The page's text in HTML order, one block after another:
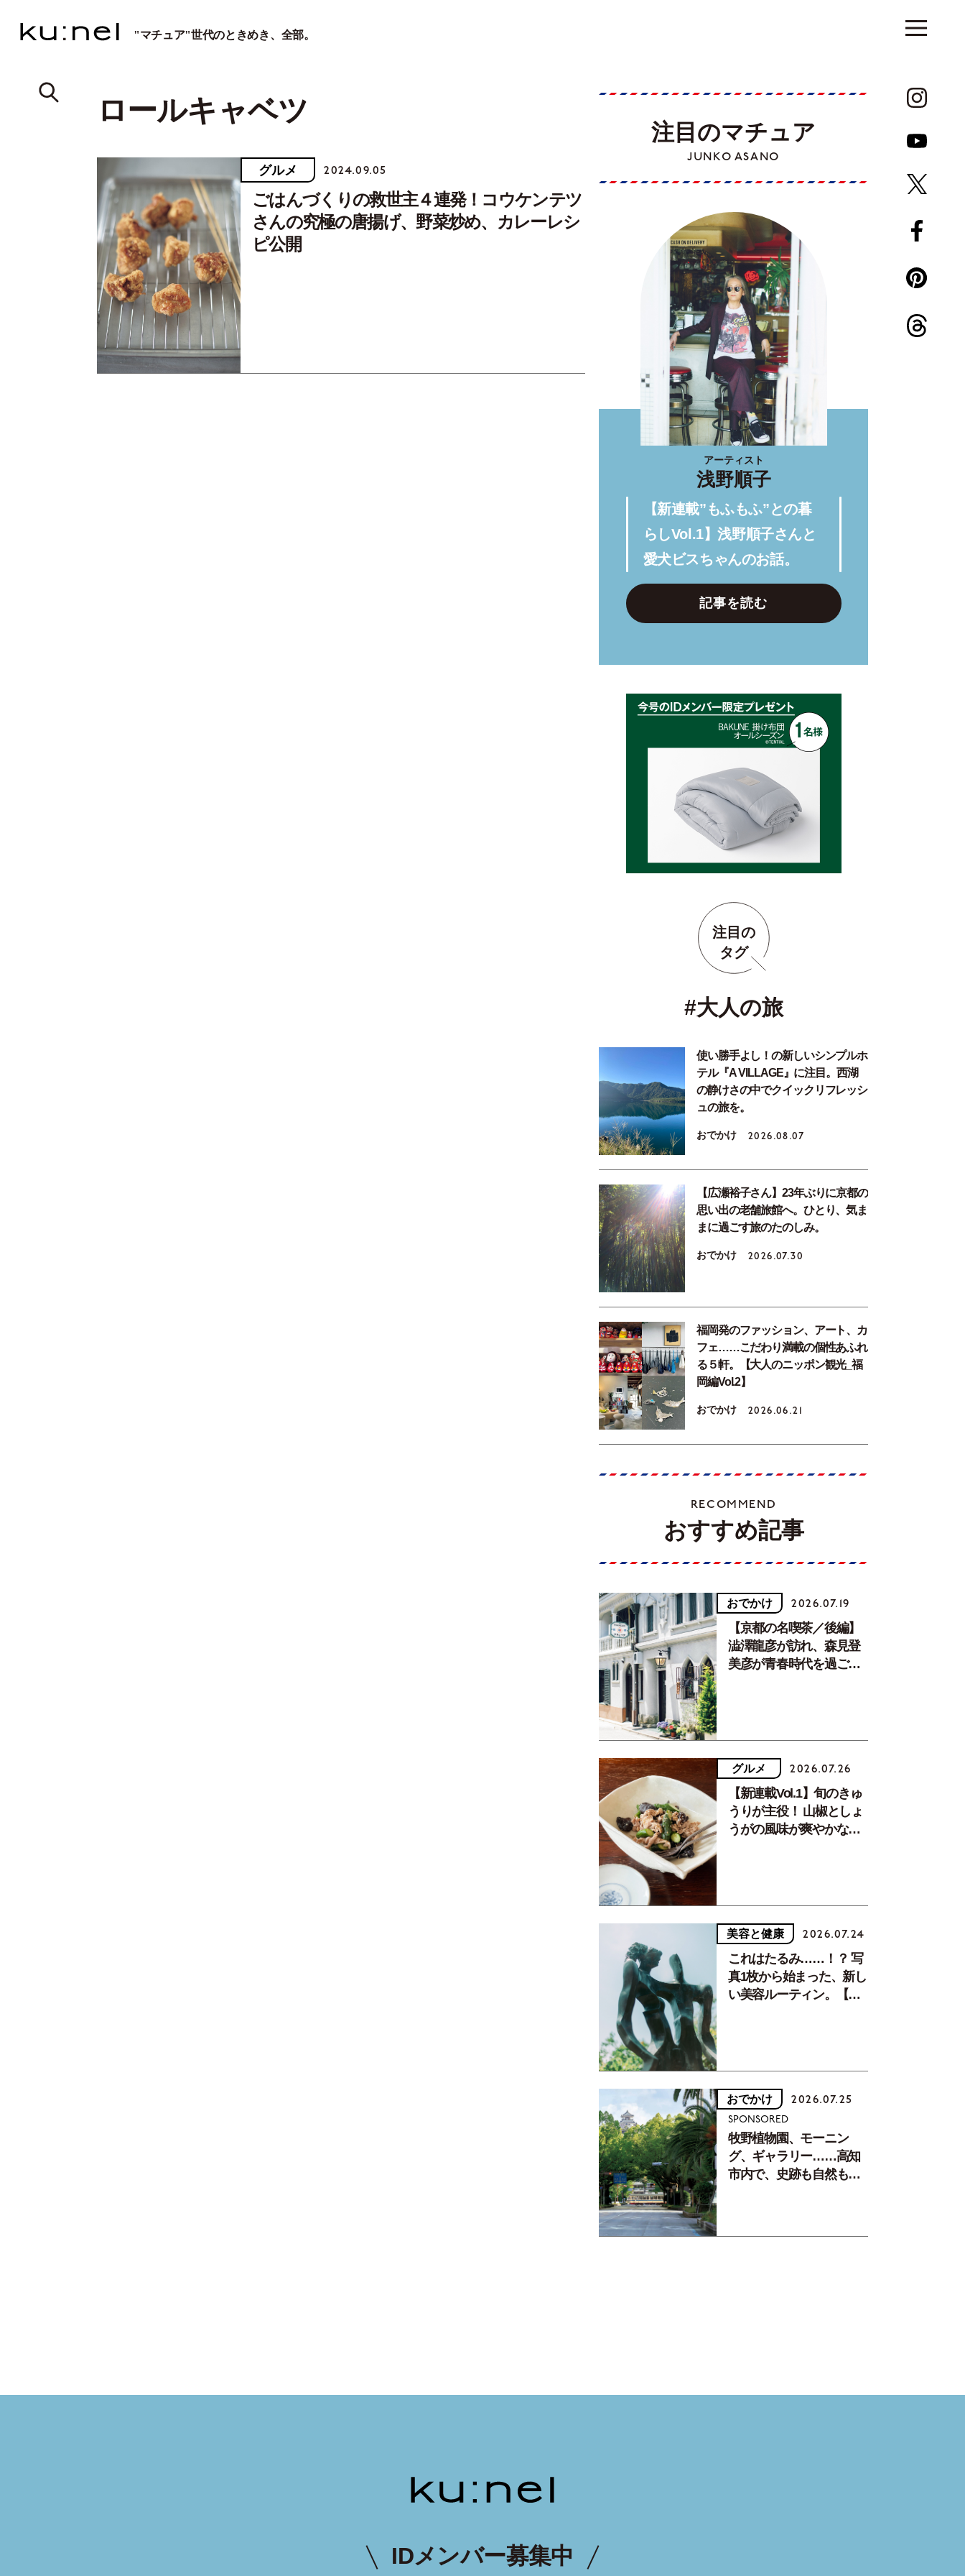
"マチュア"世代のときめき、全部。
ロールキャベツ
グルメ 2024.09.05
ごはんづくりの救世主４連発！コウケンテツ
さんの究極の唐揚げ、野菜炒め、カレーレシ
ピ公開
注目のマチュア
JUNKO ASANO
アーティスト
浅野順子
【新連載”もふもふ”との暮
らしVol.1】浅野順子さんと
愛犬ビスちゃんのお話。
記事を読む
注目の
タグ
#大人の旅
使い勝手よし！の新しいシンプルホ
テル『A VILLAGE』に注目。西湖
の静けさの中でクイックリフレッシ
ュの旅を。
おでかけ 2026.08.07
【広瀬裕子さん】23年ぶりに京都の
思い出の老舗旅館へ。ひとり、気ま
まに過ごす旅のたのしみ。
おでかけ 2026.07.30
福岡発のファッション、アート、カ
フェ……こだわり満載の個性あふれ
る５軒。【大人のニッポン観光_福
岡編Vol.2】
おでかけ 2026.06.21
RECOMMEND
おすすめ記事
おでかけ 2026.07.19
【京都の名喫茶／後編】
澁澤龍彦が訪れ、森見登
美彦が青春時代を過ごし
グルメ 2026.07.26
【新連載Vol.1】旬のきゅ
うりが主役！ 山椒としょ
うがの風味が爽やかな、
美容と健康 2026.07.24
これはたるみ……！？ 写
真1枚から始まった、新し
い美容ルーティン。【中
おでかけ 2026.07.25
SPONSORED
牧野植物園、モーニン
グ、ギャラリー……高知
市内で、史跡も自然もグ
IDメンバー募集中